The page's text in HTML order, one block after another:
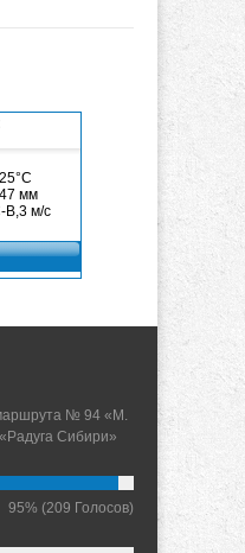
№ 94 «М.
Сибири»
95% (209 Голосов)